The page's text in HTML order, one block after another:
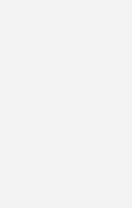
ist der Besuch einer
der Förderwürdigkeit. Die
zwölf Beratungstage. Als
werden fünf bis sechs